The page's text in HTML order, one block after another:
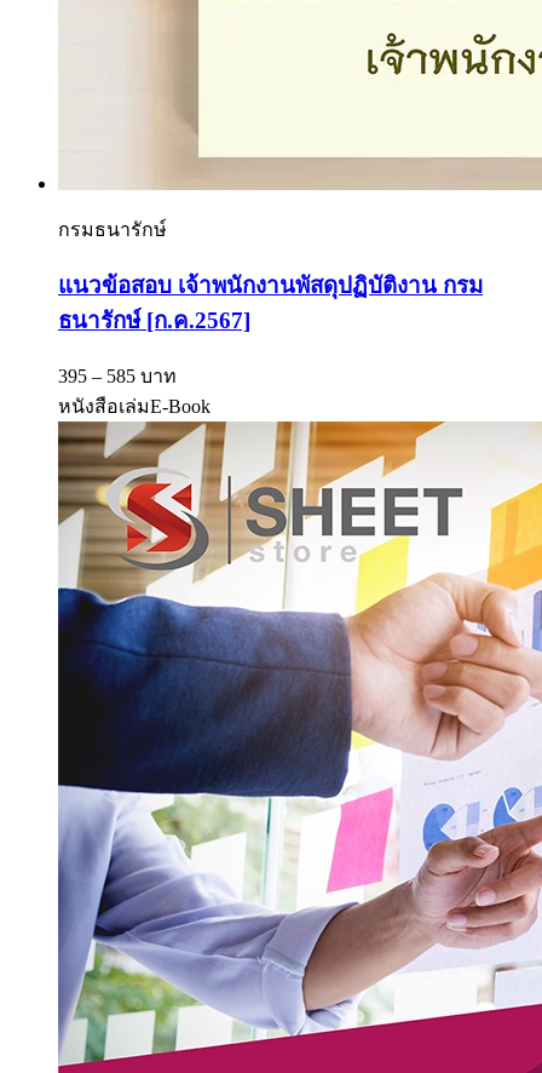
กรมธนารักษ์
แนวข้อสอบ เจ้าพนักงานพัสดุปฏิบัติงาน กรม
ธนารักษ์ [ก.ค.2567]
395 – 585 บาท
หนังสือเล่มE-Book